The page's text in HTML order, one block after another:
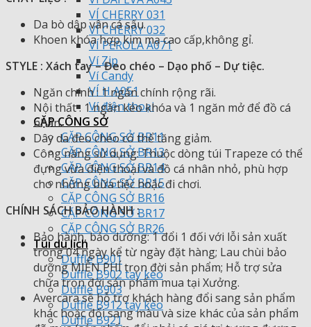
VÍ CHERRY 031
VÍ CHERRY 032
VÍ PEROLA A071
Ví Zip
Ví Candy
VÍ H A051
Ví điện thoại
CẶP CÔNG SỞ
CẶP CÔNG SỞ BR11
CẶP CÔNG SỞ BR13
CẶP CÔNG SỞ BR14
CẶP CÔNG SỞ BR15
CẶP CÔNG SỞ BR16
CẶP CÔNG SỞ BR17
CẶP CÔNG SỞ BR26
Túi du lịch
Duffle B901
Duffle B902 tay kéo
Duffle B903
Duffle B912 tay kéo
Duffle B921
Da bò dập vân cá sấu.
Khoen khóa hợp kim mạ cao cấp,không gỉ.
STYLE : Xách tay – Đeo chéo – Dạo phố – Dự tiệc.
Ngăn chính : 1 ngăn chính rộng rãi.
Nội thất : 1 ngăn kéo khóa và 1 ngăn mở để đồ cá
nhân.
Dây da đeo chéo có thể tăng giảm.
Công năng sử dụng: Thuộc dòng túi Trapeze có thể
đựng vừa điện thoại và đồ cá nhân nhỏ, phù hợp
cho những bữa tiệc hoặc đi chơi.
CHÍNH SÁCH BẢO HÀNH :
Bảo hành, bảo dưỡng: 1 đổi 1 đối với lỗi sản xuất
trong 04 ngày kể từ ngày đặt hàng; Lau chùi bảo
dưỡng MIỄN PHÍ trọn đời sản phẩm; Hỗ trợ sửa
chữa trọn đời sản phẩm mua tại Xưởng.
Avercara sẽ hỗ trợ khách hàng đổi sang sản phẩm
khác hoặc đổi sang màu và size khác của sản phẩm